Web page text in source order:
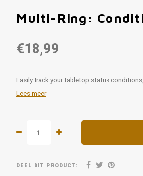
Multi-Ring:
€18,99
Easily track your tabletop status
Lees meer
DEEL DIT PRODUCT: